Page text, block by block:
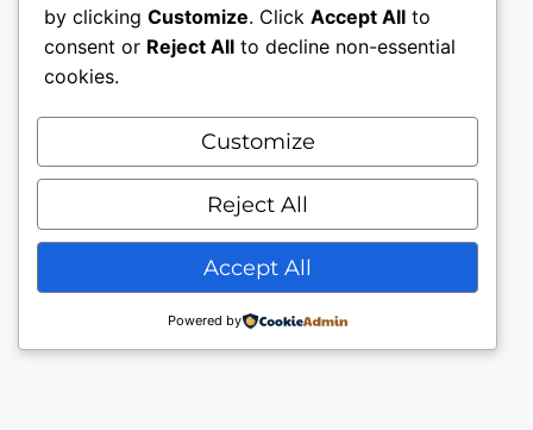
Mon compte
Nous contacter.
Conditions générales.
Politique de confidentialité
by clicking Customize. Click Accept All to
consent or Reject All to decline non-essential
cookies.
Customize
Reject All
Accept All
Powered by